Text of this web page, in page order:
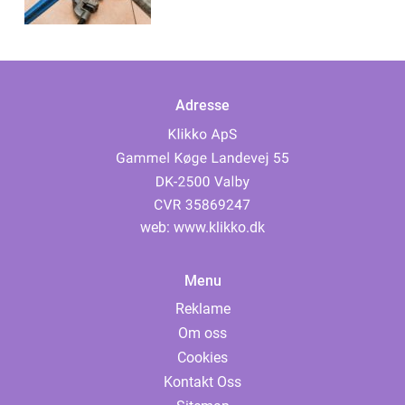
Adresse
web: www.klikko.dk
Menu
Reklame
Om oss
Cookies
Kontakt Oss